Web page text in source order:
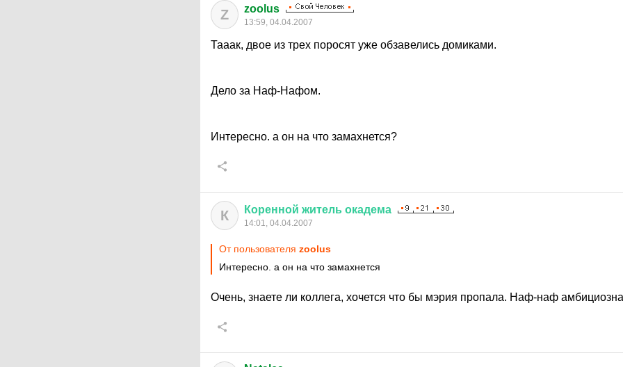
Z zoolus
13:59, 04.04.2007
Тааак, двое из трех поросят уже обзавелись домиками.
Дело за Наф-Нафом.
Интересно. а он на что замахнется?
К Коренной житель окадема
14:01, 04.04.2007
От пользователя zoolus
Интересно. а он на что замахнется
Очень, знаете ли коллега, хочется что бы мэрия пропала. Наф-наф